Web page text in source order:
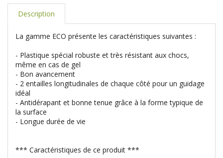
Description
La gamme ECO présente les caractéristiques suivantes :
- Plastique spécial robuste et très résistant aux chocs,
même en cas de gel
- Bon avancement
- 2 entailles longitudinales de chaque côté pour un guidage
idéal
- Antidérapant et bonne tenue grâce à la forme typique de
la surface
- Longue durée de vie
*** Caractéristiques de ce produit ***